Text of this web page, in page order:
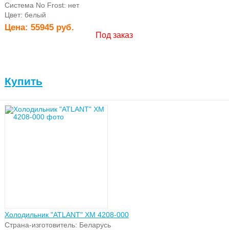
Система No Frost: нет
Цвет: белый
Цена: 55945 руб.
Под заказ
Купить
Холодильник "ATLANT" ХМ 4208-000
Страна-изготовитель: Беларусь